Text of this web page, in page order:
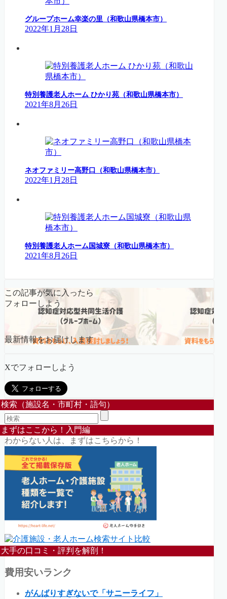
グループホーム幸楽の里（和歌山県橋本市）
2022年1月28日
特別養護老人ホーム ひかり苑（和歌山県橋本市）
2021年8月26日
ネオファミリー高野口（和歌山県橋本市）
2022年1月28日
特別養護老人ホーム国城寮（和歌山県橋本市）
2021年8月26日
この記事が気に入ったら
フォローしよう
最新情報をお届けします
Xでフォローしよう
検索（施設名・市町村・語句）
まずはここから！入門編
わからない人は、まずはこちらから！
大手の口コミ・評判を解剖！
費用安いランク
がんばりすぎないで「サニーライフ」